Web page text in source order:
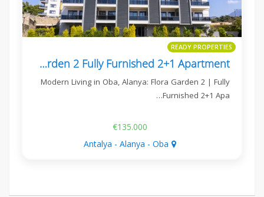
READY PROPERTIES
Flora Garden 2 Fully Furnished 2+1 Apartment
Modern Living in Oba, Alanya: Flora Garden 2 | Fully
Furnished 2+1 Apa…
€135.000
Antalya - Alanya - Oba